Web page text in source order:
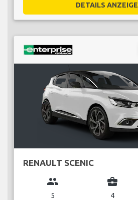
DETAILS
RENAULT SCENIC
group
5
business_center
4